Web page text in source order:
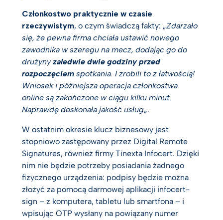
Członkostwo praktycznie w czasie
rzeczywistym, o czym świadczą fakty: „Zdarzało
się, że pewna firma chciała ustawić nowego
zawodnika w szeregu na mecz, dodając go do
drużynyzaledwie dwie godziny przed
rozpoczęciem spotkania. I zrobili to z łatwością!
Wniosek i późniejsza operacja członkostwa
online są zakończone w ciągu kilku minut.
Naprawdę doskonała jakość usług„.
W ostatnim okresie klucz biznesowy jest
stopniowo zastępowany przez Digital Remote
Signatures, również firmy Tinexta Infocert. Dzięki
nim nie będzie potrzeby posiadania żadnego
fizycznego urządzenia: podpisy będzie można
złożyć za pomocą darmowej aplikacji infocert-
sign – z komputera, tabletu lub smartfona – i
wpisując OTP wysłany na powiązany numer